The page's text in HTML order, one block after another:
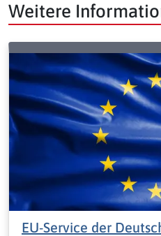
Weitere
EU-Service der